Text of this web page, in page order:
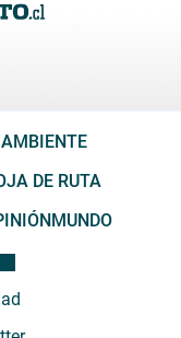
DE RUTA
MUNDO